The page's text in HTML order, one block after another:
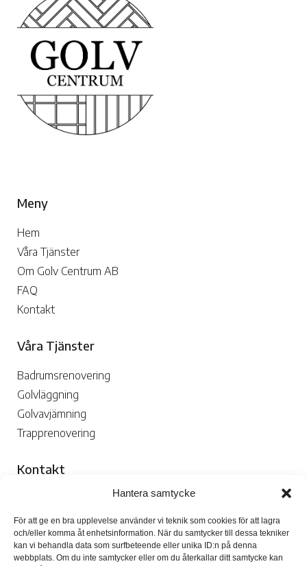
Hantera samtycke
För att ge en bra upplevelse använder vi teknik som cookies för att lagra
och/eller komma åt enhetsinformation. När du samtycker till dessa tekniker
kan vi behandla data som surfbeteende eller unika ID:n på denna
webbplats. Om du inte samtycker eller om du återkallar ditt samtycke kan
Meny
Hem
Våra Tjänster
Om Golv Centrum AB
FAQ
Kontakt
Våra Tjänster
Badrumsrenovering
Golvläggning
Golvavjämning
Trapprenovering
Kontakt
 070-109 29 02